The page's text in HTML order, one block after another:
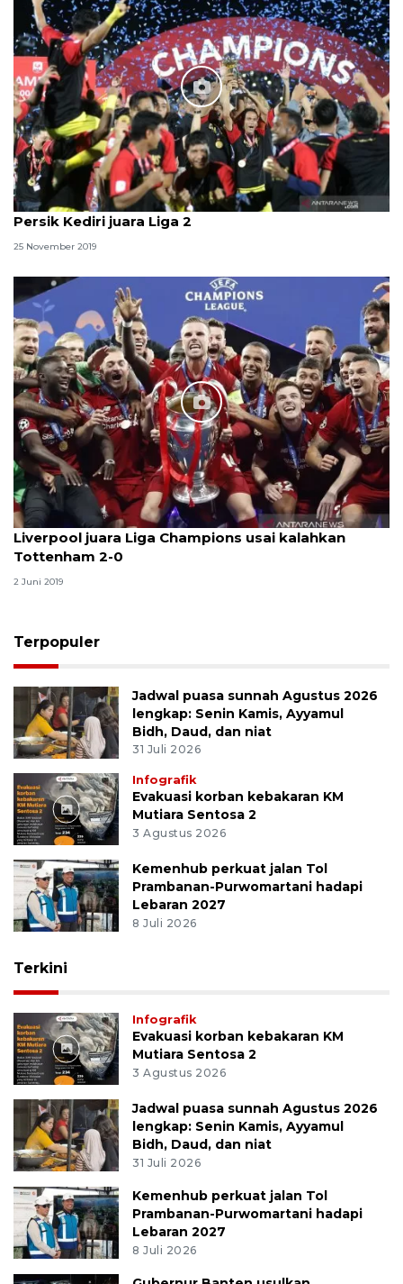
Persik Kediri juara Liga 2
25 November 2019
Liverpool juara Liga Champions usai kalahkan
Tottenham 2-0
2 Juni 2019
Terpopuler
Jadwal puasa sunnah Agustus 2026
lengkap: Senin Kamis, Ayyamul
Bidh, Daud, dan niat
31 Juli 2026
Infografik
Evakuasi korban kebakaran KM
Mutiara Sentosa 2
3 Agustus 2026
Kemenhub perkuat jalan Tol
Prambanan-Purwomartani hadapi
Lebaran 2027
8 Juli 2026
Terkini
Infografik
Evakuasi korban kebakaran KM
Mutiara Sentosa 2
3 Agustus 2026
Jadwal puasa sunnah Agustus 2026
lengkap: Senin Kamis, Ayyamul
Bidh, Daud, dan niat
31 Juli 2026
Kemenhub perkuat jalan Tol
Prambanan-Purwomartani hadapi
Lebaran 2027
8 Juli 2026